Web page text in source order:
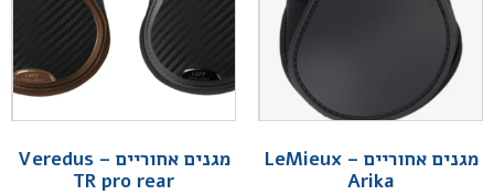
מגנים אחוריים – LeMieux
Arika
מגנים אחוריים – Veredus
TR pro rear